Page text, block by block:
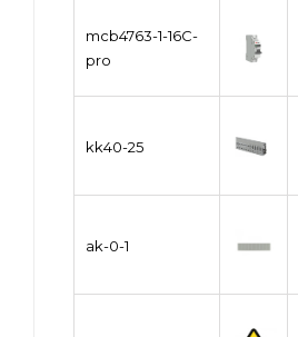
mcb4763-1-16C-
pro
kk40-25
ak-0-1